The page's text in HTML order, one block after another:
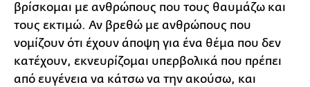
βρίσκομαι με ανθρώπους που τους θαυμάζω και
τους εκτιμώ. Αν βρεθώ με ανθρώπους που
νομίζουν ότι έχουν άποψη για ένα θέμα που δεν
κατέχουν, εκνευρίζομαι υπερβολικά που πρέπει
από ευγένεια να κάτσω να την ακούσω, και